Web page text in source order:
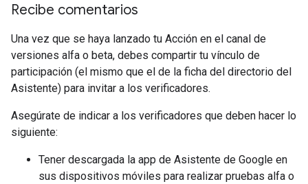
Recibe comentarios
Una vez que se haya lanzado tu Acción en el canal de
versiones alfa o beta, debes compartir tu vínculo de
participación (el mismo que el de la ficha del directorio del
Asistente) para invitar a los verificadores.
Asegúrate de indicar a los verificadores que deben hacer lo
siguiente:
Tener descargada la app de Asistente de Google en
sus dispositivos móviles para realizar pruebas alfa o